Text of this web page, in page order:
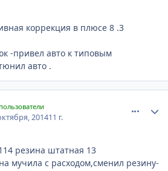
коррекция в плюсе 8 .3
-привел авто к типовым
авто .
201411 г.
резина штатная 13
мучила с расходом,сменил резину-